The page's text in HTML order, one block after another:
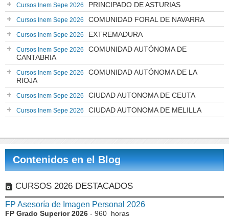
Cursos Inem Sepe 2026 PRINCIPADO DE ASTURIAS
Cursos Inem Sepe 2026 COMUNIDAD FORAL DE NAVARRA
Cursos Inem Sepe 2026 EXTREMADURA
Cursos Inem Sepe 2026
COMUNIDAD AUTÓNOMA DE
CANTABRIA
Cursos Inem Sepe 2026
COMUNIDAD AUTÓNOMA DE LA
RIOJA
Cursos Inem Sepe 2026 CIUDAD AUTONOMA DE CEUTA
Cursos Inem Sepe 2026 CIUDAD AUTONOMA DE MELILLA
Contenidos en el Blog
CURSOS 2026 DESTACADOS
FP Asesoría de Imagen Personal 2026
FP Grado Superior 2026 - 960 horas